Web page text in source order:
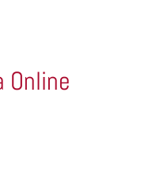
Online